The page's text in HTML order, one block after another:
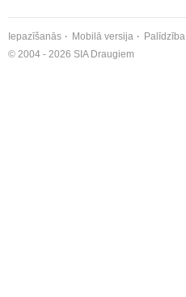
Iepazīšanās Mobilā versija Palīdzība
© 2004 - 2026 SIA Draugiem